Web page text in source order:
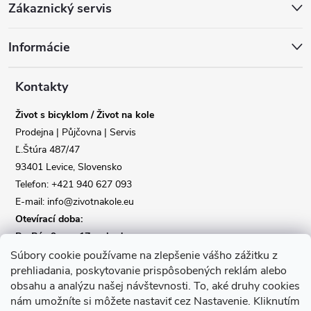
Súbory cookie používame na zlepšenie vášho zážitku z
prehliadania, poskytovanie prispôsobených reklám alebo
obsahu a analýzu našej návštevnosti. To, aké druhy cookies
nám umožníte si môžete nastaviť cez Nastavenie. Kliknutím
p
Zákaznický servis
Informácie
Kontakty
Život s bicyklom / Život na kole
Prodejna | Půjčovna | Servis
Ľ.Štúra 487/47
93401 Levice, Slovensko
Telefon: +421 940 627 093
E-mail: info@zivotnakole.eu
Otevírací doba:
Po-Pá : 9,oo - 17,oo hod
So : 9,oo - 12,oo | Ne : Zavřeno
Kontaktní formulář